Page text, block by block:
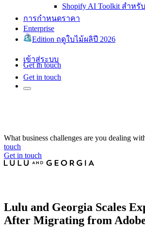
Shopify AI Toolkit สำห
การกำหนดราคา
Enterprise
Edition ฤดูใบไม้ผลิปี 2026
เข้าสู่ระบบ
Get in touch
Get in touch
What business challenges are you dealing
touch
Get in touch
Lulu and Georgia Scales
After Migrating from